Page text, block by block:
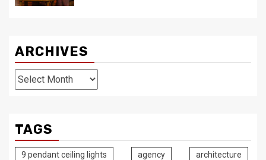
ARCHIVES
Archives
TAGS
9 pendant ceiling lights agency architecture